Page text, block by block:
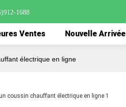
1688
Ventes Nouvelle Arrivée
électrique en ligne